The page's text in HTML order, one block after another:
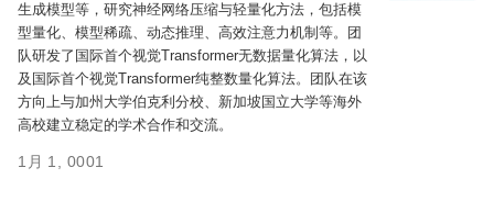
生成模型等，研究神经网络压缩与轻量化方法，包括模
型量化、模型稀疏、动态推理、高效注意力机制等。团
队研发了国际首个视觉Transformer无数据量化算法，以
及国际首个视觉Transformer纯整数量化算法。团队在该
方向上与加州大学伯克利分校、新加坡国立大学等海外
高校建立稳定的学术合作和交流。
1月 1, 0001